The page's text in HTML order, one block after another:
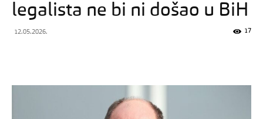
legalista ne bi ni došao u BiH
12.05.2026. 17